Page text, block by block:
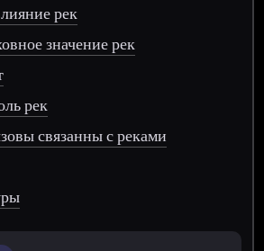
рек
значение рек
рек
связанны с реками